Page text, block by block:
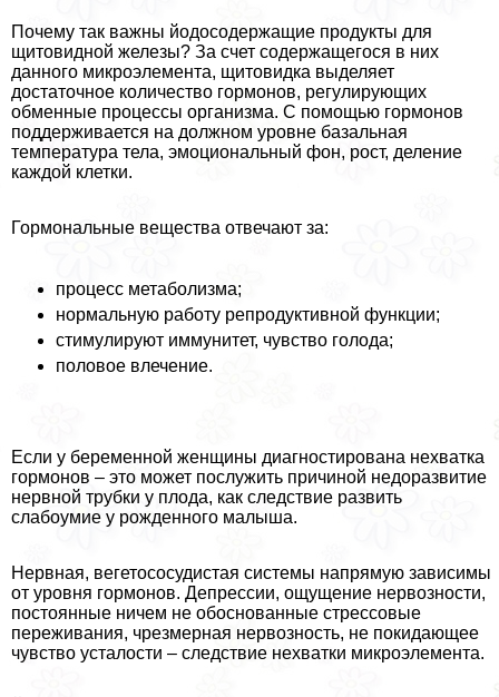
Почему так важны йодосодержащие продукты для
щитовидной железы? За счет содержащегося в них
данного микроэлемента, щитовидка выделяет
достаточное количество гормонов, регулирующих
обменные процессы организма. С помощью гормонов
поддерживается на должном уровне базальная
температура тела, эмоциональный фон, рост, деление
каждой клетки.
Гормональные вещества отвечают за:
процесс метаболизма;
нормальную работу репродуктивной функции;
стимулируют иммунитет, чувство голода;
пoлoвoе влечение.
Если у беременной женщины диагностирована нехватка
гормонов – это может послужить причиной недоразвитие
нервной трубки у плода, как следствие развить
слабоумие у рожденного малыша.
Нервная, вегетососудистая системы напрямую зависимы
от уровня гормонов. Депрессии, ощущение нервозности,
постоянные ничем не обоснованные стрессовые
переживания, чрезмерная нервозность, не покидающее
чувство усталости – следствие нехватки микроэлемента.